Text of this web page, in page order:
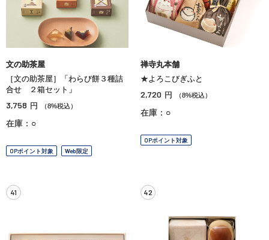
文の助茶屋
［文の助茶屋］「わらび餅３種詰
合せ ２箱セット」
3,758 円 （8%税込）
在庫：○
OPポイント対象 Web限定
禅寺丸本舗
★よろこびぎふと
2,720 円 （8%税込）
在庫：○
OPポイント対象
41 42